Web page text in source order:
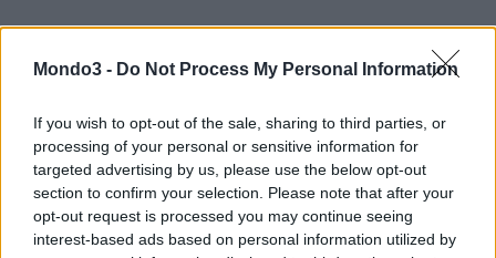
Mondo3 - Do Not Process My Personal Information
If you wish to opt-out of the sale, sharing to third parties, or
processing of your personal or sensitive information for
targeted advertising by us, please use the below opt-out
section to confirm your selection. Please note that after your
opt-out request is processed you may continue seeing
interest-based ads based on personal information utilized by
I nostri clienti di BT Halo sono stati tra i primi a godere del 5G
nel Regno Unito e ora stiamo offrendo a tutti i nostri clienti la
possibilità di ottenere connessioni mobili superveloci e affidabili
anche nei luoghi più occupati“, ha affermato Pete Oliver, BT
Consumer Marketing MD.